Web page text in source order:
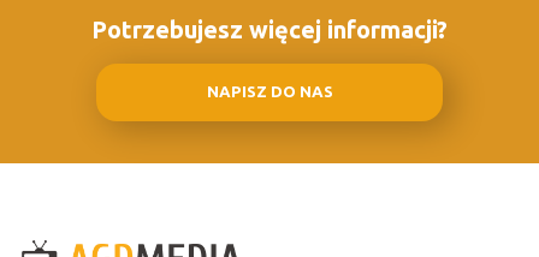
Potrzebujesz więcej informacji?
NAPISZ DO NAS